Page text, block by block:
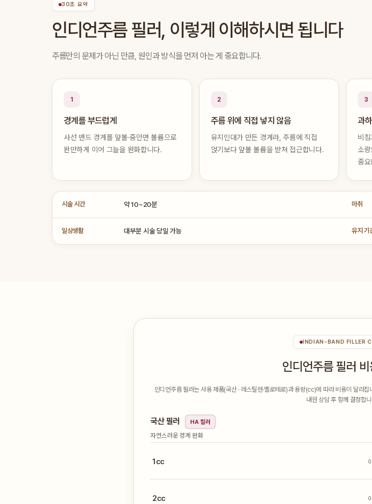
30초 요약
인디언주름 필러, 이렇게 이해하시면 됩니다
주름만의 문제가 아닌 만큼, 원인과 방식을 먼저 아는 게 중요합니다.
1
경계를 부드럽게
사선 밴드 경계를 앞볼·중안면 볼륨으로
완만하게 이어 그늘을 완화합니다.
2
주름 위에 직접 넣지 않음
유지인대가 만든 경계라, 주름에 직접
얹기보다 앞볼 볼륨을 받쳐 접근합니다.
3
과
비
소
중
시술 시간 약 10~20분 마취
일상생활 대부분 시술 당일 가능 유지 기
INDIAN-BAND FILLER
인디언주름 필러 비
인디언주름 필러는 사용 제품(국산 · 레스틸렌·벨로테로)과 용량(cc)에 따라 비용이 달라
내원 상담 후 함께 결정합
국산 필러 HA 필러
자연스러운 경계 완화
1cc
2cc